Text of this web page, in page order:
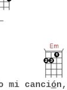
mi canción,